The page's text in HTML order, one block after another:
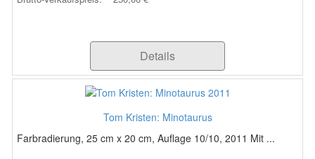
Details
Tom Kristen: Minotaurus
Farbradierung, 25 cm x 20 cm, Auflage 10/10, 2011 Mit ...